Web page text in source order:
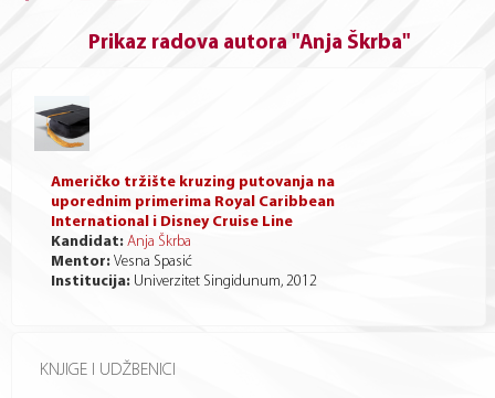
Prikaz radova autora "Anja Škrba"
KNJIGE I UDŽBENICI
Američko tržište kruzing putovanja na
uporednim primerima Royal Caribbean
International i Disney Cruise Line
Kandidat: Anja Škrba
Mentor: Vesna Spasić
Institucija: Univerzitet Singidunum, 2012